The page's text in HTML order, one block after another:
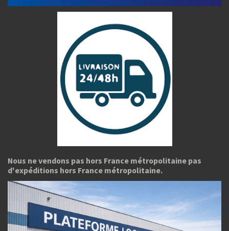
Nous ne vendons pas hors France métropolitaine pas
d'expéditions hors France métropolitaine.